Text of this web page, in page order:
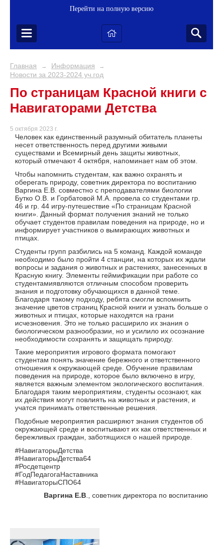
Перейти на полную версию
Главная → Информация →
Новости за 2023-2024 уч.год
По страницам Красной книги с
Навигаторами Детства
5 октября 2023 г.
Человек как единственный разумный обитатель планеты
несет ответственность перед другими живыми
существами и Всемирный день защиты животных,
который отмечают 4 октября, напоминает нам об этом.
Чтобы напомнить студентам, как важно охранять и
оберегать природу, советник директора по воспитанию
Варгина Е.В. совместно с преподавателями биологии
Бутко О.В. и Горбатовой М.А. провела со студентами гр.
46 и гр. 44 игру-путешествие «По страницам Красной
книги». Данный формат получения знаний не только
обучает студентов правилам поведения на природе, но и
информирует участников о вымирающих животных и
птицах.
Студенты групп разбились на 5 команд. Каждой команде
необходимо было пройти 4 станции, на которых их ждали
вопросы и задания о животных и растениях, занесенных в
Красную книгу. Элементы геймификации при работе со
студентамиявляются отличным способом проверить
знания и подготовку обучающихся в данной теме.
Благодаря такому подходу, ребята смогли вспомнить
значение цветов страниц Красной книги и узнать больше о
животных и птицах, которые находятся на грани
исчезновения. Это не только расширило их знания о
биологическом разнообразии, но и усилило их осознание
необходимости сохранять и защищать природу.
Такие мероприятия игрового формата помогают
студентам понять значение бережного и ответственного
отношения к окружающей среде. Обучение правилам
поведения на природе, которое было включено в игру,
является важным элементом экологического воспитания.
Благодаря таким мероприятиям, студенты осознают, как
их действия могут повлиять на животных и растения, и
учатся принимать ответственные решения.
Подобные мероприятия расширяют знания студентов об
окружающей среде и воспитывают их как ответственных и
бережливых граждан, заботящихся о нашей природе.
#НавигаторыДетства
#НавигаторыДетства64
#Росдетцентр
#ГодПедагогаНаставника
#НавигаторыСПО64
Варгина Е.В., советник директора по воспитанию